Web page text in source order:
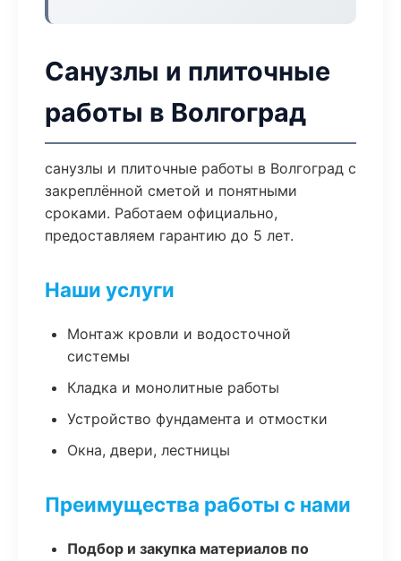
Санузлы и плиточные
работы в Волгоград
санузлы и плиточные работы в Волгоград с
закреплённой сметой и понятными
сроками. Работаем официально,
предоставляем гарантию до 5 лет.
Наши услуги
Монтаж кровли и водосточной
системы
Кладка и монолитные работы
Устройство фундамента и отмостки
Окна, двери, лестницы
Преимущества работы с нами
Подбор и закупка материалов по